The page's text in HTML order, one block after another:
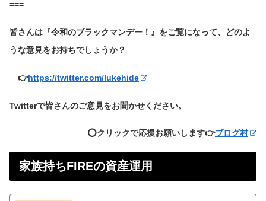
===
皆さんは『令和のブラックマンデー！』をご覧になって、どのよ
うな意見をお持ちでしょうか？
👉https://twitter.com/lukehide
Twitterで皆さんのご意見をお聞かせください。
⭕️クリックで応援お願いします👉ブログ村
家族持ちFIREの資産運用